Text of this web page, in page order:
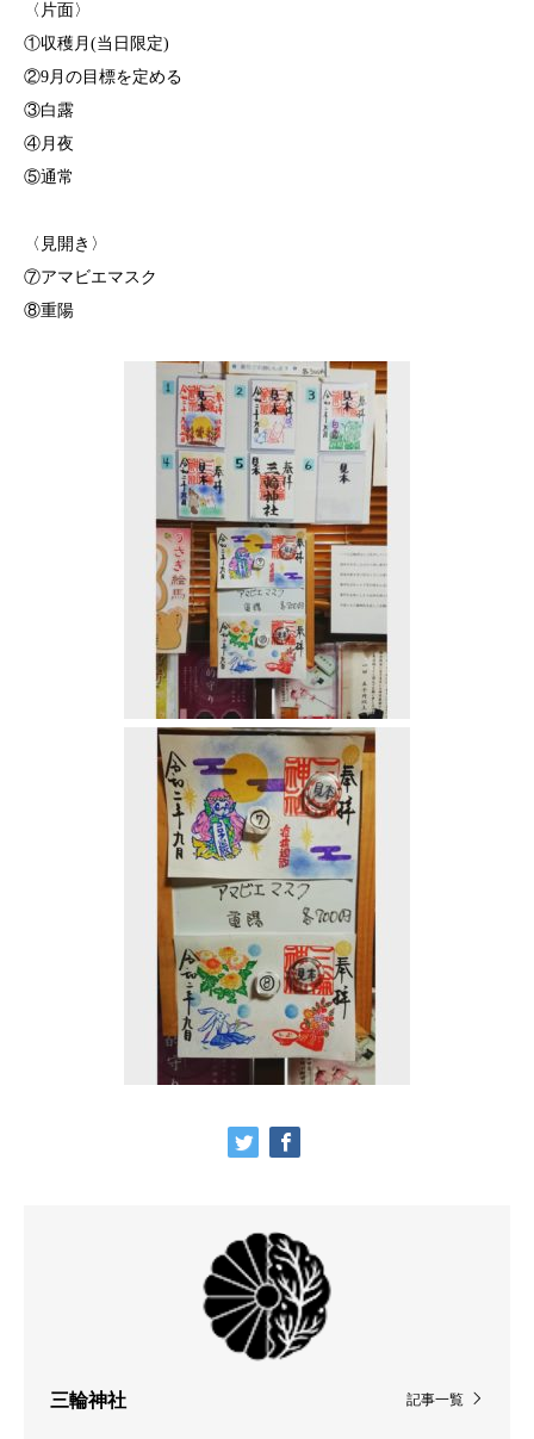
〈片面〉
①収穫月(当日限定)
②9月の目標を定める
③白露
④月夜
⑤通常
〈見開き〉
⑦アマビエマスク
⑧重陽
記事一覧
三輪神社